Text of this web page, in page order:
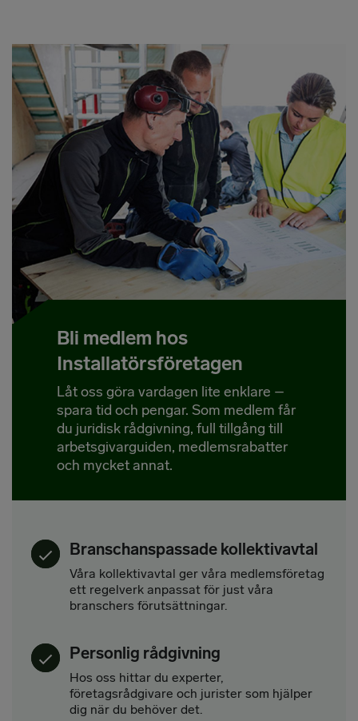
Bli medlem hos
Installatörsföretagen
Låt oss göra vardagen lite enklare –
spara tid och pengar. Som medlem får
du juridisk rådgivning, full tillgång till
arbetsgivarguiden, medlemsrabatter
och mycket annat.
Branschanspassade kollektivavtal
Våra kollektivavtal ger våra medlemsföretag
ett regelverk anpassat för just våra
branschers förutsättningar.
Personlig rådgivning
Hos oss hittar du experter,
företagsrådgivare och jurister som hjälper
dig när du behöver det.